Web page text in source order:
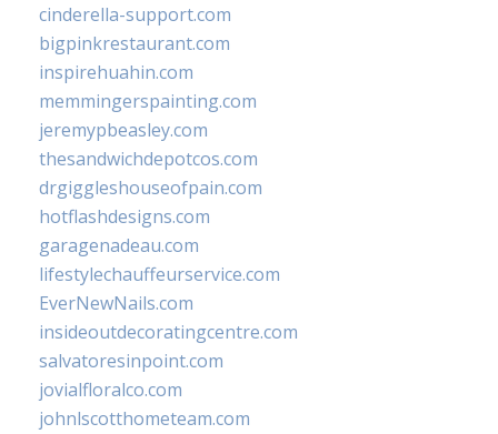
cinderella-support.com
bigpinkrestaurant.com
inspirehuahin.com
memmingerspainting.com
jeremypbeasley.com
thesandwichdepotcos.com
drgiggleshouseofpain.com
hotflashdesigns.com
garagenadeau.com
lifestylechauffeurservice.com
EverNewNails.com
insideoutdecoratingcentre.com
salvatoresinpoint.com
jovialfloralco.com
johnlscotthometeam.com